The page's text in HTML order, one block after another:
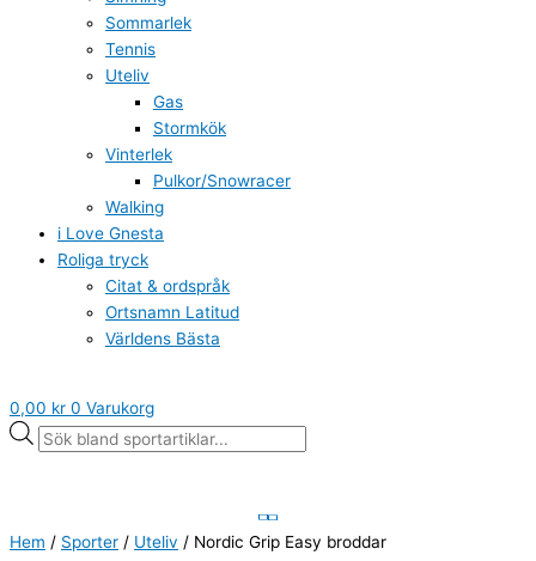
Sommarlek
Tennis
Uteliv
Gas
Stormkök
Vinterlek
Pulkor/Snowracer
Walking
i Love Gnesta
Roliga tryck
Citat & ordspråk
Ortsnamn Latitud
Världens Bästa
0,00 kr 0 Varukorg
Hem / Sporter / Uteliv / Nordic Grip Easy broddar